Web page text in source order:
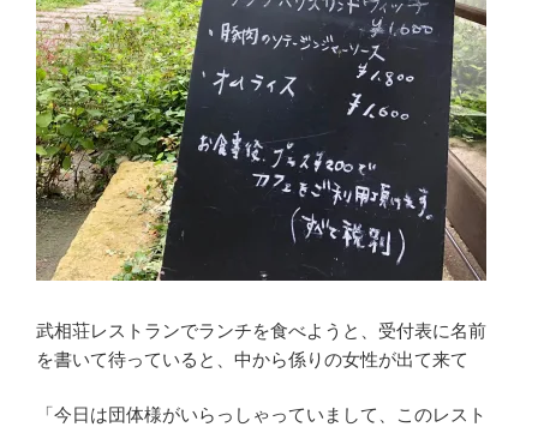
武相荘レストランでランチを食べようと、受付表に名前
を書いて待っていると、中から係りの女性が出て来て
「今日は団体様がいらっしゃっていまして、このレスト